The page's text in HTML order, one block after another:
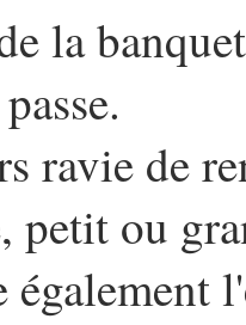
la
ravie de
petit ou